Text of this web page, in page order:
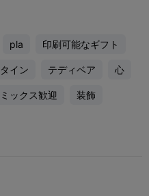
pla 印刷可能なギフト
イン テディベア 心
ックス歓迎 装飾